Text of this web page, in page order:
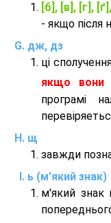
[б], [в], [г],
- якщо після
дж, дз
ці
якщо вони
програмі
щ
завжди
ь (м'який знак)
м'який знак